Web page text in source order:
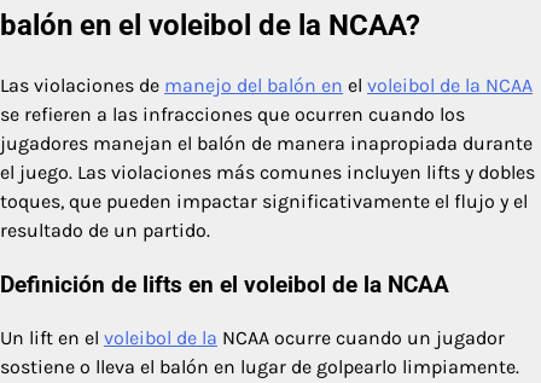
balón en el voleibol de la NCAA?
Las violaciones de manejo del balón en el voleibol de la NCAA
se refieren a las infracciones que ocurren cuando los
jugadores manejan el balón de manera inapropiada durante
el juego. Las violaciones más comunes incluyen lifts y dobles
toques, que pueden impactar significativamente el flujo y el
resultado de un partido.
Definición de lifts en el voleibol de la NCAA
Un lift en el voleibol de la NCAA ocurre cuando un jugador
sostiene o lleva el balón en lugar de golpearlo limpiamente.